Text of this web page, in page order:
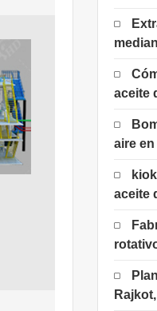
aceite
aire
aceite